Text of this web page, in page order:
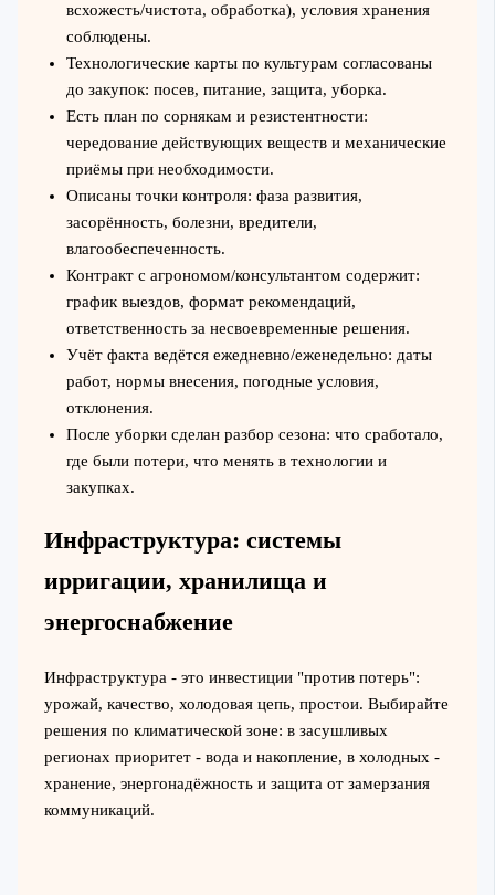
всхожесть/чистота, обработка), условия хранения
соблюдены.
Технологические карты по культурам согласованы
до закупок: посев, питание, защита, уборка.
Есть план по сорнякам и резистентности:
чередование действующих веществ и механические
приёмы при необходимости.
Описаны точки контроля: фаза развития,
засорённость, болезни, вредители,
влагообеспеченность.
Контракт с агрономом/консультантом содержит:
график выездов, формат рекомендаций,
ответственность за несвоевременные решения.
Учёт факта ведётся ежедневно/еженедельно: даты
работ, нормы внесения, погодные условия,
отклонения.
После уборки сделан разбор сезона: что сработало,
где были потери, что менять в технологии и
закупках.
Инфраструктура: системы
ирригации, хранилища и
энергоснабжение
Инфраструктура - это инвестиции "против потерь":
урожай, качество, холодовая цепь, простои. Выбирайте
решения по климатической зоне: в засушливых
регионах приоритет - вода и накопление, в холодных -
хранение, энергонадёжность и защита от замерзания
коммуникаций.